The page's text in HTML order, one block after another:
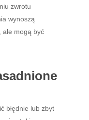
zwrotu
wynoszą
ale mogą być
błędnie lub zbyt